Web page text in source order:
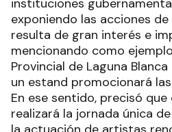
instituciones
exponiendo las acciones
resulta de gran interés e
mencionando como
Provincial de Laguna Blanca
un estand promocionará
En ese sentido, precisó que
realizará la jornada única